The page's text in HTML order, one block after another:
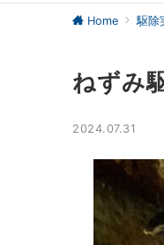
Home 駆除
ねずみ
2024.07.31